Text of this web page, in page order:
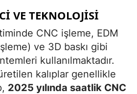
VE TEKNOLOJISI
CNC işleme, EDM
ve 3D baskı gibi
kullanılmaktadır.
kalıplar genellikle
2025 yılında saatlik CNC